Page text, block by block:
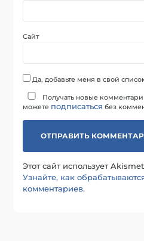
Сайт
Да, добавьте меня в свой
Получать новые
можете подписаться без
Этот сайт использует
Узнайте, как
комментариев.